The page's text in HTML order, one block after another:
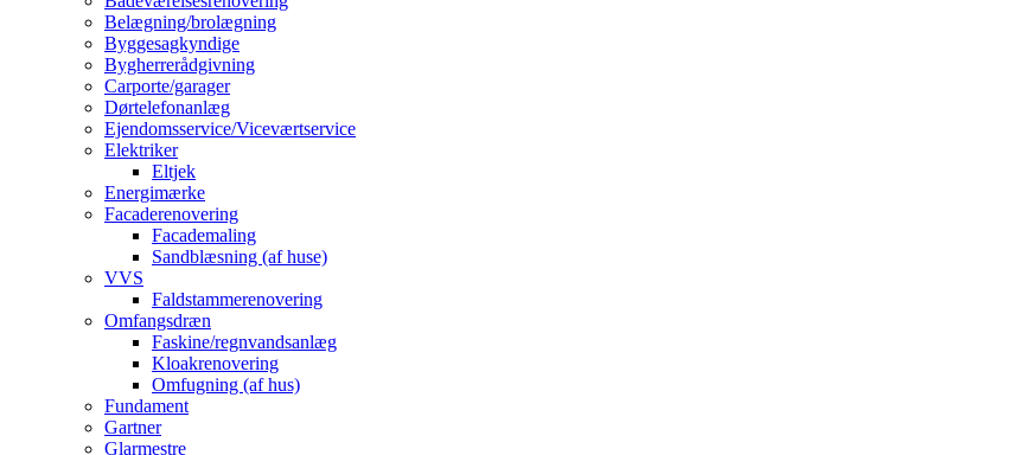
Belægning/brolægning
Byggesagkyndige
Bygherrerådgivning
Carporte/garager
Dørtelefonanlæg
Ejendomsservice/Viceværtservice
Elektriker
Eltjek
Energimærke
Facaderenovering
Facademaling
Sandblæsning (af huse)
VVS
Faldstammerenovering
Omfangsdræn
Faskine/regnvandsanlæg
Kloakrenovering
Omfugning (af hus)
Fundament
Gartner
Glarmestre